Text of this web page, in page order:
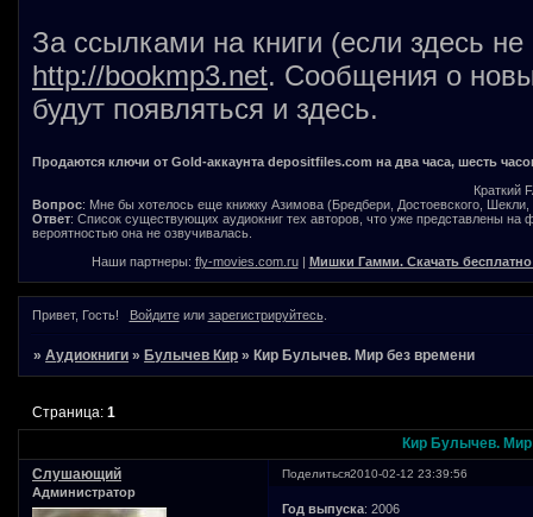
За ссылками на книги (если здесь
http://bookmp3.net. Сообщения о
будут появляться и здесь.
Продаются ключи от Gold-аккаунта depositfiles.com на два часа, шесть
Краткий
Вопрос: Мне бы хотелось еще книжку Азимова (Бредбери, Достоевского, Шекли,
Ответ: Список существующих аудиокниг тех авторов, что уже представлены на
вероятностью она не озвучивалась.
Наши партнеры: fly-movies.com.ru| Мишки Гамми. Скачать
Привет, Гость! Войдитеили зарегистрируйтесь.
»Аудиокниги » Булычев Кир » Кир Булычев. Мир без времени
Кир Булычев. Мир
Страница:1
Поделиться2010-02-12 23:39:56
Слушающий
Администратор
Год выпуска: 2006